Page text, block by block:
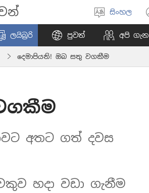
භාෂාව
තෝරන්න
සිංහල
ලයිබ්‍රරි පුවත් අපි ගැන
දෙමාපියනි! ඔබ සතු වගකීම
අතට ගත් දවස
හදා වඩා ගැනීම